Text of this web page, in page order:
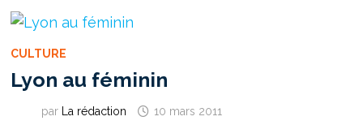
CULTURE
Lyon au féminin
par La rédaction 10 mars 2011